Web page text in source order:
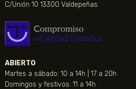
C/Unión 10 13300 Valdepeñas
ABIERTO
Martes a sábado: 10 a 14h | 17 a 20h
Domingos y festivos: 11 a 14h